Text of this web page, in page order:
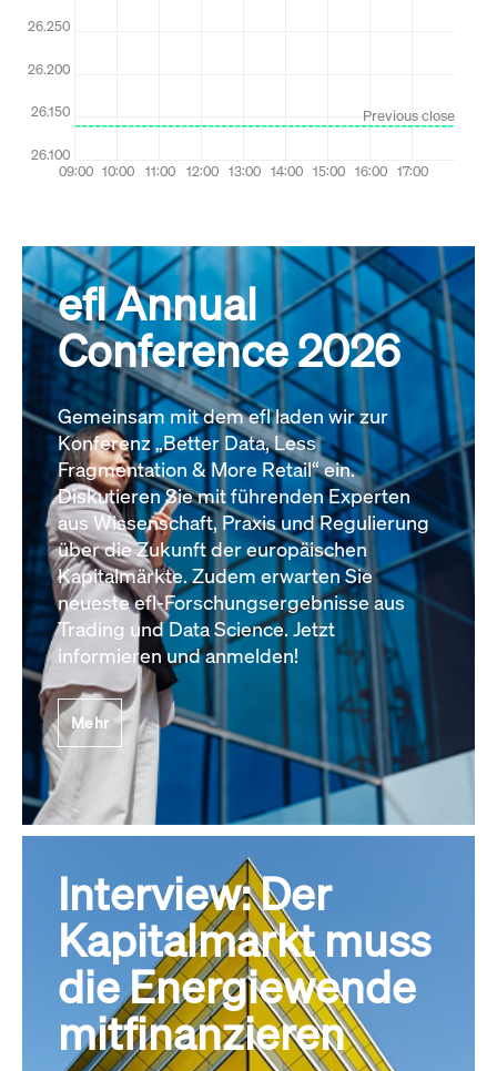
efl Annual
Conference 2026
Gemeinsam mit dem efl laden wir zur
Konferenz „Better Data, Less
Fragmentation & More Retail“ ein.
Diskutieren Sie mit führenden Experten
aus Wissenschaft, Praxis und Regulierung
über die Zukunft der europäischen
Kapitalmärkte. Zudem erwarten Sie
neueste efl-Forschungsergebnisse aus
Trading und Data Science. Jetzt
informieren und anmelden!
Mehr
Interview: Der
Kapitalmarkt muss
die Energiewende
mitfinanzieren